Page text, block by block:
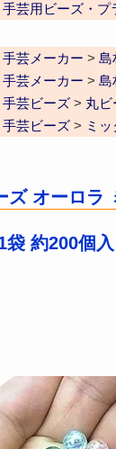
手芸用ビーズ・プ
手芸メーカー > 島
手芸メーカー > 島
手芸ビーズ > 丸ビ
手芸ビーズ > ミ
ズ オーロラ
袋 約200個入